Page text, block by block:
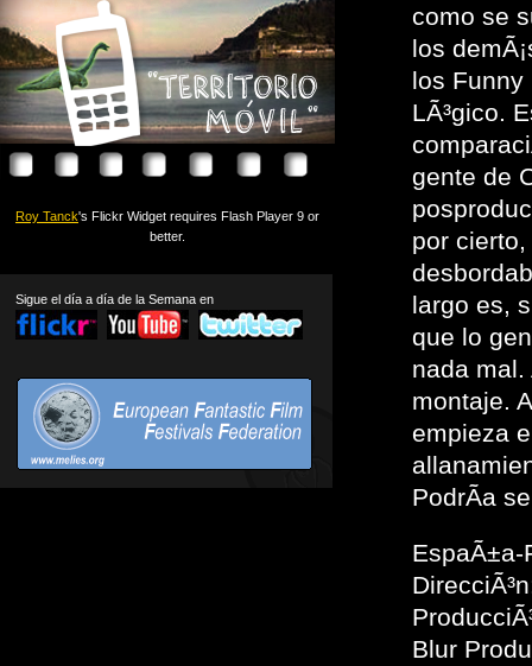
Roy Tanck's Flickr Widget requires Flash Player 9 or
better.
Sigue el día a día de la Semana en
como se
los
los Funny
LÃ³gico.
gente de
por
largo es,
que lo
nada mal.
montaje.
empieza
PodrÃ­a
Blur